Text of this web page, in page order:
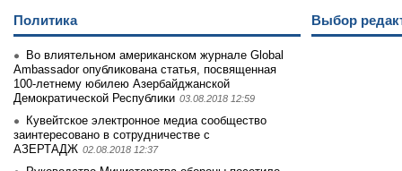
Политика
Во влиятельном американском журнале Global
Ambassador опубликована статья, посвященная
100-летнему юбилею Азербайджанской
Демократической Республики 03.08.2018 12:59
Кувейтское электронное медиа сообщество
заинтеpесовано в сотрудничестве с
АЗЕРТАДЖ 02.08.2018 12:37
Выбор